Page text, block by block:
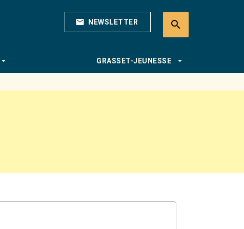
mail NEWSLETTER search
arrow_drop_down GRASSET-JEUNESSE arrow_drop_down